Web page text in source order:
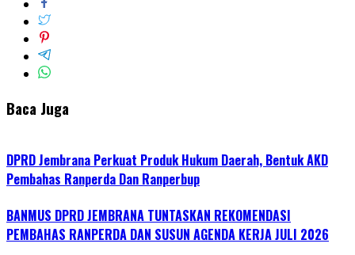
Baca Juga
DPRD Jembrana Perkuat Produk Hukum Daerah, Bentuk AKD
Pembahas Ranperda Dan Ranperbup
BANMUS DPRD JEMBRANA TUNTASKAN REKOMENDASI
PEMBAHAS RANPERDA DAN SUSUN AGENDA KERJA JULI 2026